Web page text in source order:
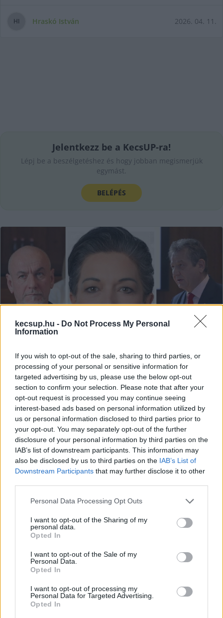
kecsup.hu - Do Not Process My Personal
Information
If you wish to opt-out of the sale, sharing to third parties, or
processing of your personal or sensitive information for
targeted advertising by us, please use the below opt-out
section to confirm your selection. Please note that after your
opt-out request is processed you may continue seeing
interest-based ads based on personal information utilized by
us or personal information disclosed to third parties prior to
your opt-out. You may separately opt-out of the further
disclosure of your personal information by third parties on the
IAB’s list of downstream participants. This information may
also be disclosed by us to third parties on the IAB’s List of
Downstream Participants that may further disclose it to other
Please note that this website/app uses one or more Google
not limited to your visit or usage behaviour. You may click to
grant or deny consent to Google and its third-party tags to
use your data for below specified purposes in below Google
consent section.
Personal Data Processing Opt Outs
I want to opt-out of the Sharing of my
personal data.
Opted In
I want to opt-out of the Sale of my
Personal Data.
Opted In
I want to opt-out of processing my
Personal Data for Targeted Advertising.
Opted In
HI Hraskó István 2026. 04. 11.
Jelentkezz be a KecsUP-ra!
Lépj be a beszélgetéshez és hogy jobban megismerjük
egymást.
BELÉPÉS
Két ellenzéki képviselő szerint
odahamisították az aláírásukat a
DK-s Simon Anita ajánlóívére, a
rendőrség nyomoz
Király József (Szövetség) feljelentést tett, a KecsUP
Híreknek pedig a rendőrség megerősítette, nyomoznak az
ügyben a választás rendje elleni
HI Hraskó István 2026. 03. 19.